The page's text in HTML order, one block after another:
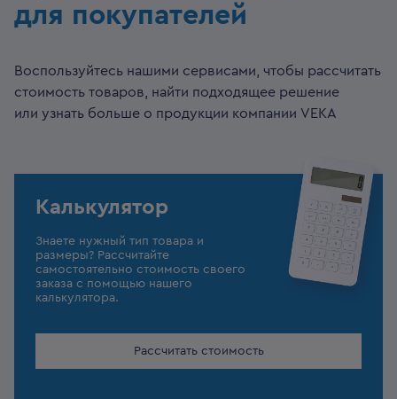
для покупателей
Воспользуйтесь нашими сервисами, чтобы рассчитать
стоимость товаров, найти подходящее решение
или узнать больше о продукции компании VEKA
Калькулятор
Знаете нужный тип товара и
размеры? Рассчитайте
самостоятельно стоимость своего
заказа с помощью нашего
калькулятора.
Рассчитать стоимость